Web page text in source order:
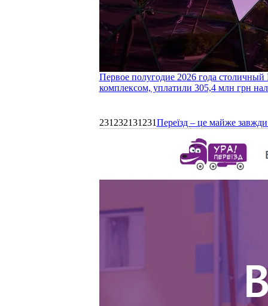
Первое полугодие 2026 года
комплексом, уплатили 305,4 млн грн
231232131231Переїзд – це майже